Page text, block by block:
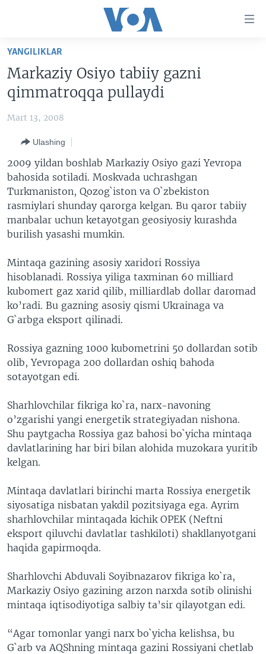
Boshiga
Qidiruvga
o'ting
VATANDOSHLAR
MULTIMEDIA
AMERIKA MANZARALARI
XALQARO HAYOT
VASHINGTON CHOYXONASI
VIDEO
XABARLAR SURATLARDA
IJTIMOIY TARMOQLAR
FACEBOOK
YOUTUBE
ODNOKLASSNIKI
TELEGRAM
TWITTER
INGLIZ TILI DARSLARI
EDITORIAL
Learning English
YANGILIKLAR
Markaziy Osiyo tabiiy gazni
qimmatroqqa pullaydi
Mart 13, 2008
Ulashing
2009 yildan boshlab Markaziy Osiyo gazi Yevropa
bahosida sotiladi. Moskvada uchrashgan
Turkmaniston, Qozog`iston va O`zbekiston
rasmiylari shunday qarorga kelgan. Bu qaror tabiiy
manbalar uchun ketayotgan geosiyosiy kurashda
burilish yasashi mumkin.
Mintaqa gazining asosiy xaridori Rossiya
hisoblanadi. Rossiya yiliga taxminan 60 milliard
kubomert gaz xarid qilib, milliardlab dollar daromad
ko’radi. Bu gazning asosiy qismi Ukrainaga va
G`arbga eksport qilinadi.
Rossiya gazning 1000 kubometrini 50 dollardan sotib
olib, Yevropaga 200 dollardan oshiq bahoda
sotayotgan edi.
Sharhlovchilar fikriga ko`ra, narx-navoning
o’zgarishi yangi energetik strategiyadan nishona.
Shu paytgacha Rossiya gaz bahosi bo`yicha mintaqa
davlatlarining har biri bilan alohida muzokara yuritib
kelgan.
Mintaqa davlatlari birinchi marta Rossiya energetik
siyosatiga nisbatan yakdil pozitsiyaga ega. Ayrim
sharhlovchilar mintaqada kichik OPEK (Neftni
eksport qiluvchi davlatlar tashkiloti) shakllanyotgani
haqida gapirmoqda.
Sharhlovchi Abduvali Soyibnazarov fikriga ko`ra,
Markaziy Osiyo gazining arzon narxda sotib olinishi
mintaqa iqtisodiyotiga salbiy ta’sir qilayotgan edi.
“Agar tomonlar yangi narx bo`yicha kelishsa, bu
G`arb va AQShning mintaqa gazini Rossiyani chetlab